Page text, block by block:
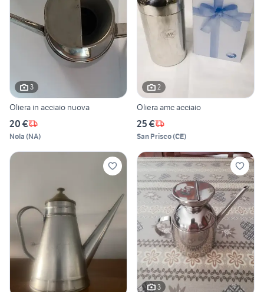
3
Oliera in acciaio nuova
20 €
Nola (NA)
2
Oliera amc acciaio
25 €
San Prisco(CE)
3